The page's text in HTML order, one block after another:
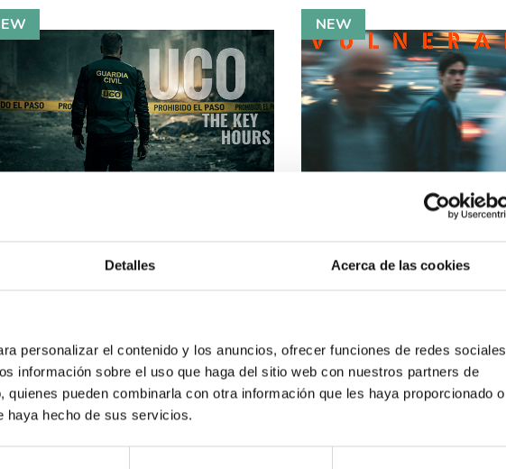
Detalles Acerca de las cookies
personalizar el contenido y los anuncios, ofrecer funciones de redes sociales
información sobre el uso que haga del sitio web con nuestros partners de
pueden combinarla con otra información que les haya proporcionado o
haya hecho de sus servicios.
+ info
Duration: 3x52'
+ info